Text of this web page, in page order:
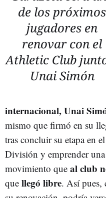
de los próximos
jugadores en
renovar con el
Athletic Club
Unai Simón
internacional, Unai
mismo que firmó en su
tras concluir su etapa en
División y emprender
movimiento que al club
que llegó libre. Así pues,